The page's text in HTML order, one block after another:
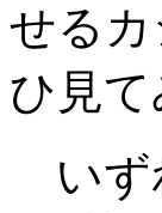
せる
ひ見て
いず